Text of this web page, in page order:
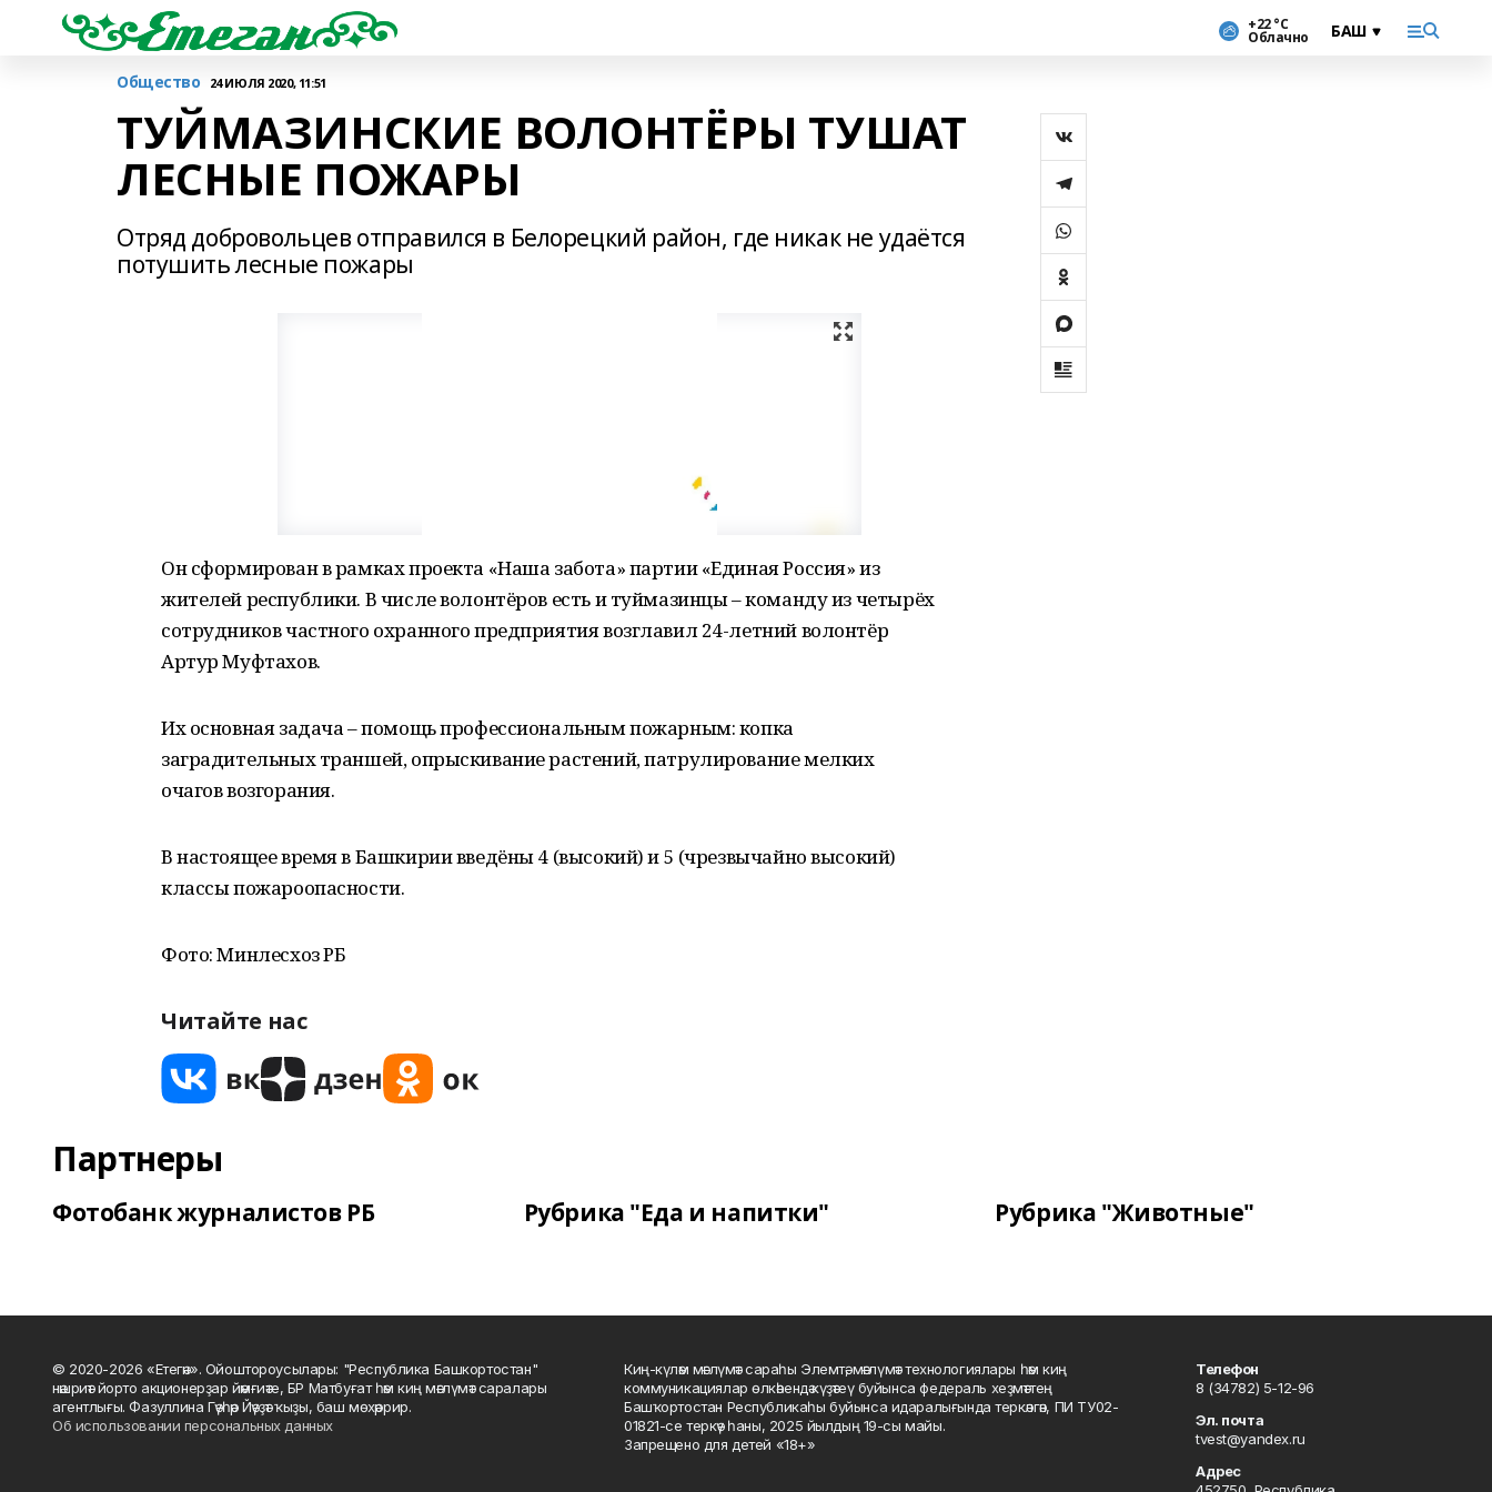
+22 °С
Облачно
Общество 24 ИЮЛЯ 2020, 11:51
ТУЙМАЗИНСКИЕ ВОЛОНТЁРЫ ТУШАТ
ЛЕСНЫЕ ПОЖАРЫ
Отряд добровольцев отправился в Белорецкий район, где никак не удаётся
потушить лесные пожары
Он сформирован в рамках проекта «Наша забота» партии «Единая Россия» из
жителей республики. В числе волонтёров есть и туймазинцы – команду из четырёх
сотрудников частного охранного предприятия возглавил 24-летний волонтёр
Артур Муфтахов.
Их основная задача – помощь профессиональным пожарным: копка
заградительных траншей, опрыскивание растений, патрулирование мелких
очагов возгорания.
В настоящее время в Башкирии введёны 4 (высокий) и 5 (чрезвычайно высокий)
классы пожароопасности.
Фото: Минлесхоз РБ
Читайте нас
Партнеры
Фотобанк журналистов РБ Рубрика "Еда и напитки" Рубрика "Животные"
© 2020-2026 «Етегән». Ойоштороусылары: "Республика Башкортостан"
нәшриәт йорто акционерҙар йәмғиәте, БР Матбуғат һәм киң мәғлүмәт саралары
агентлығы. Фазуллина Гәүһәр Йәүҙәт ҡыҙы, баш мөхәррир.
Об использовании персональных данных
Киң-күләм мәғлүмәт сараһы Элемтә, мәғлүмәт технологиялары һәм киң
коммуникациялар өлкәһендә күҙәтеү буйынса федераль хеҙмәттең
Башҡортостан Республикаһы буйынса идаралығында теркәлгән, ПИ ТУ02-
01821-се теркәү һаны, 2025 йылдың 19-сы майы.
Запрещено для детей «18+»
Телефон
8 (34782) 5-12-96
Эл. почта
tvest@yandex.ru
Адрес